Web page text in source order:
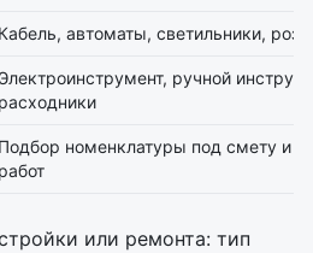
Кабель, автоматы, светильники,
Электроинструмент, ручной
расходники
Подбор номенклатуры под смету и
работ
или ремонта: тип